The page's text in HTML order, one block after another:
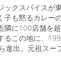
ックスパイスが
子も黙るカレー
隣に100店舗を超
るこの地に、
進出。元祖スー